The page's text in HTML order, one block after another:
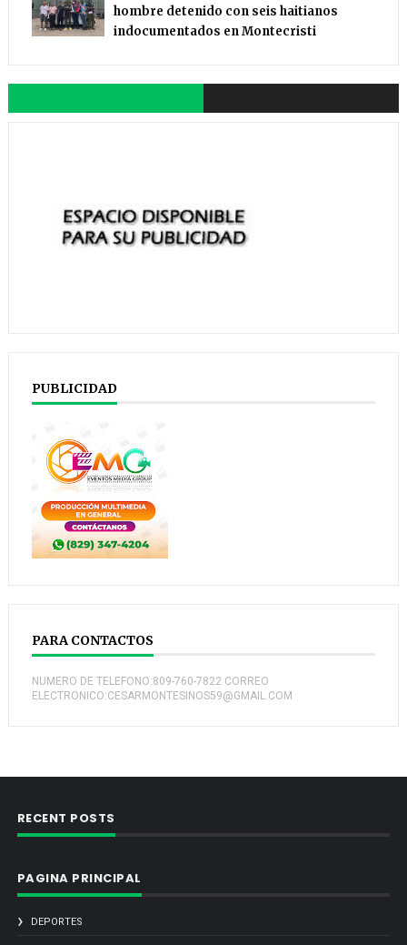
hombre detenido con seis haitianos
indocumentados en Montecristi
PUBLICIDAD
PARA CONTACTOS
NUMERO DE TELEFONO:809-760-7822 CORREO
ELECTRONICO:CESARMONTESINOS59@GMAIL.COM
RECENT POSTS
PAGINA PRINCIPAL
DEPORTES